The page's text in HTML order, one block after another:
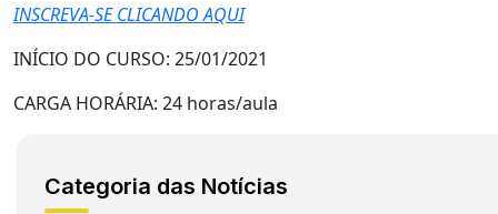
INSCREVA-SE CLICANDO AQUI
INÍCIO DO CURSO: 25/01/2021
CARGA HORÁRIA: 24 horas/aula
Categoria das Notícias